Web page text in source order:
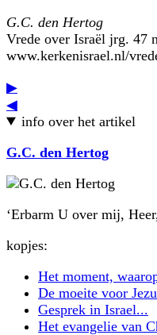
G.C. den Hertog
Vrede over Israël jrg. 47
www.kerkenisrael.nl/
▶
◀
info over het artikel
G.C. den Hertog
‘Erbarm U over mij,
kopjes:
Het moment,
De moeite voor
Gesprek in Israel...
Het evangelie van